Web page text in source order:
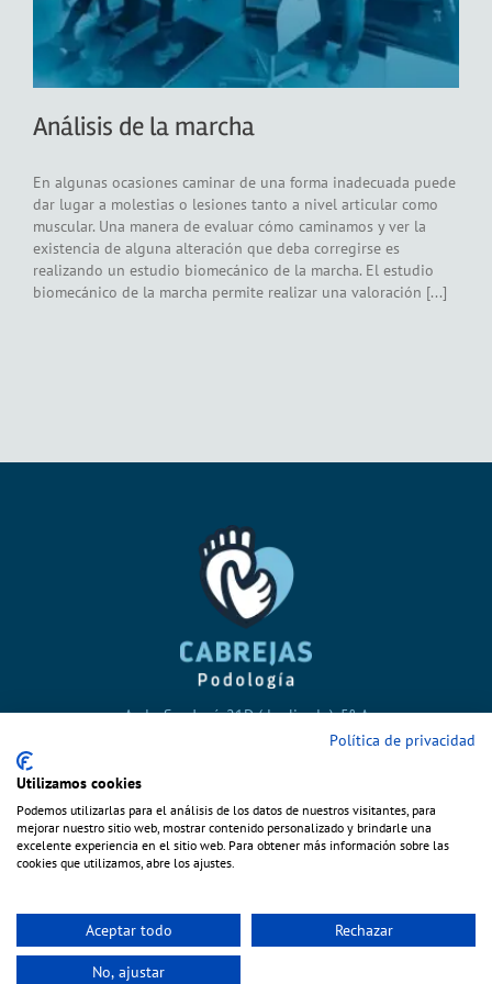
Política de privacidad
Utilizamos cookies
Podemos utilizarlas para el análisis de los datos de nuestros visitantes, para
mejorar nuestro sitio web, mostrar contenido personalizado y brindarle una
excelente experiencia en el sitio web. Para obtener más información sobre las
cookies que utilizamos, abre los ajustes.
Aceptar todo Rechazar
No, ajustar
Análisis de la marcha
En algunas ocasiones caminar de una forma inadecuada puede
dar lugar a molestias o lesiones tanto a nivel articular como
muscular. Una manera de evaluar cómo caminamos y ver la
existencia de alguna alteración que deba corregirse es
realizando un estudio biomecánico de la marcha. El estudio
biomecánico de la marcha permite realizar una valoración [...]
Avda. San José, 21D (duplicado), 5º A
contacto@rafaelcabrejas.es
Copyright 2015 © Rafael Cabrejas Gálvez |Privacidad|Cookies